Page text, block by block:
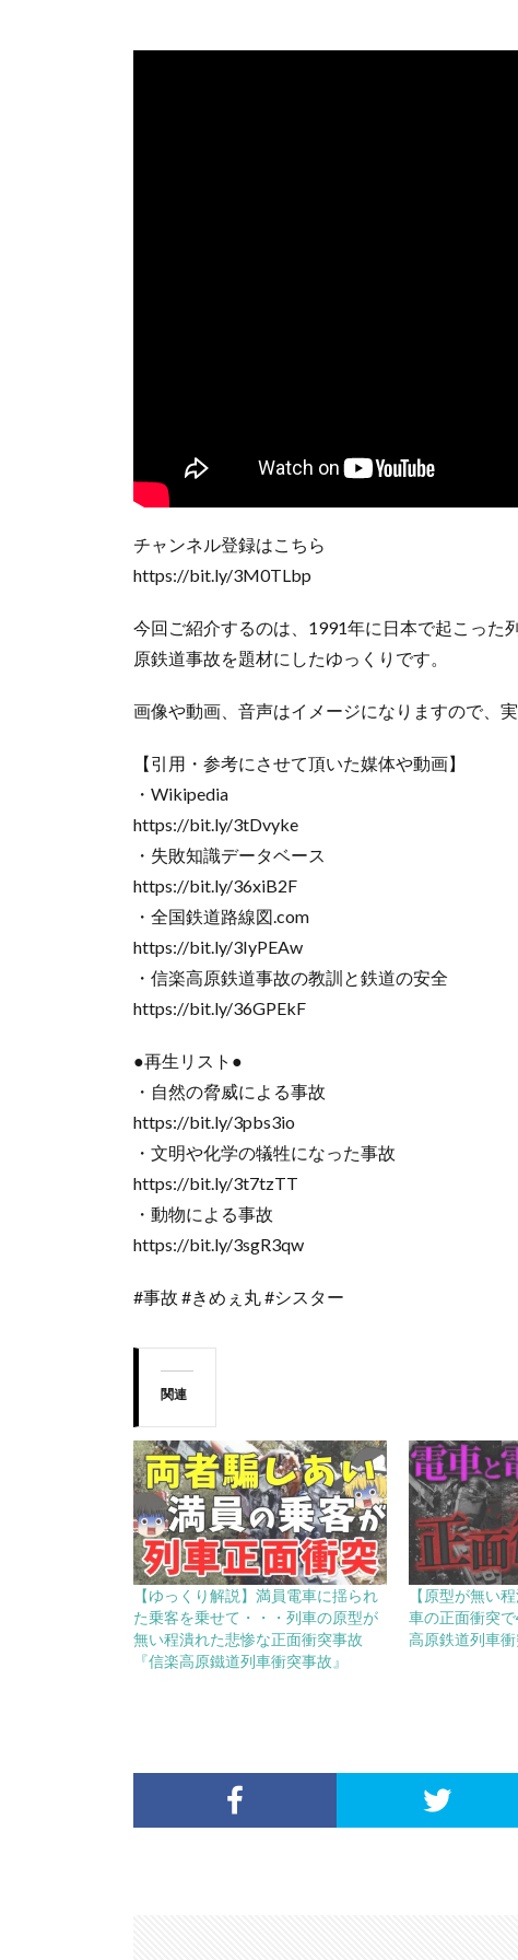
チャンネル登録はこちら
https://bit.ly/3M0TLbp
今回ご紹介するのは、1991年に日本で起こった
原鉄道事故を題材にしたゆっくりです。
画像や動画、音声はイメージになりますので、
【引用・参考にさせて頂いた媒体や動画】
・Wikipedia
https://bit.ly/3tDvyke
・失敗知識データベース
https://bit.ly/36xiB2F
・全国鉄道路線図.com
https://bit.ly/3IyPEAw
・信楽高原鉄道事故の教訓と鉄道の安全
https://bit.ly/36GPEkF
●再生リスト●
・自然の脅威による事故
https://bit.ly/3pbs3io
・文明や化学の犠牲になった事故
https://bit.ly/3t7tzTT
・動物による事故
https://bit.ly/3sgR3qw
#事故 #きめぇ丸 #シスター
関連
【ゆっくり解説】満員電車に揺られ
た乗客を乗せて・・・列車の原型が
無い程潰れた悲惨な正面衝突事故
『信楽高原鐵道列車衝突事故』
【原型が無い
車の正面衝突
高原鉄道列車衝